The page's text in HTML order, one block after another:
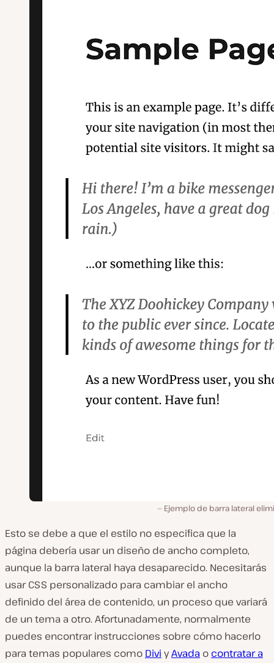
Ejemplo de barra lateral
Esto se debe a que el estilo no especifica que la
página debería usar un diseño de ancho completo,
aunque la barra lateral haya desaparecido. Necesitarás
usar CSS personalizado para cambiar el ancho
definido del área de contenido, un proceso que variará
de un tema a otro. Afortunadamente, normalmente
puedes encontrar instrucciones sobre cómo hacerlo
para temas populares como Divi yAvada o contratar a